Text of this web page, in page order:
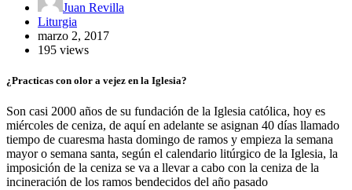
Juan Revilla
Liturgia
marzo 2, 2017
195 views
¿Practicas con olor a vejez en la Iglesia?
Son casi 2000 años de su fundación de la Iglesia católica, hoy es
miércoles de ceniza, de aquí en adelante se asignan 40 días llamado
tiempo de cuaresma hasta domingo de ramos y empieza la semana
mayor o semana santa, según el calendario litúrgico de la Iglesia, la
imposición de la ceniza se va a llevar a cabo con la ceniza de la
incineración de los ramos bendecidos del año pasado